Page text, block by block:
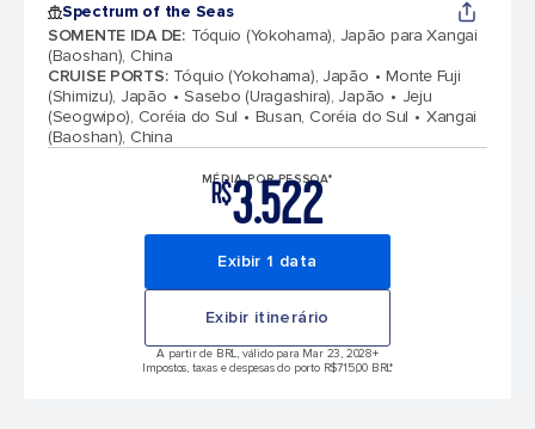
Spectrum of the Seas
SOMENTE IDA DE: Tóquio (Yokohama), Japão para Xangai
(Baoshan), China
CRUISE PORTS: Tóquio (Yokohama), Japão
Monte Fuji
(Shimizu), Japão
Sasebo (Uragashira), Japão
Jeju
(Seogwipo), Coréia do Sul
Busan, Coréia do Sul
Xangai
(Baoshan), China
MÉDIA POR PESSOA*
R$3.522
Exibir 1 data
Exibir itinerário
A partir de BRL, válido para Mar 23, 2028+
Impostos, taxas e despesas do porto R$715,00 BRL*